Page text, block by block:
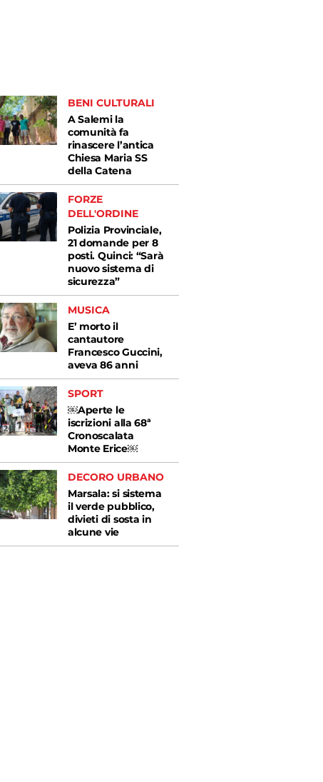
BENI CULTURALI
A Salemi la
comunità fa
rinascere l’antica
Chiesa Maria SS
della Catena
FORZE
DELL'ORDINE
Polizia Provinciale,
21 domande per 8
posti. Quinci: “Sarà
nuovo sistema di
sicurezza”
MUSICA
E’ morto il
cantautore
Francesco Guccini,
aveva 86 anni
SPORT
￼Aperte le
iscrizioni alla 68ª
Cronoscalata
Monte Erice￼
DECORO URBANO
Marsala: si sistema
il verde pubblico,
divieti di sosta in
alcune vie